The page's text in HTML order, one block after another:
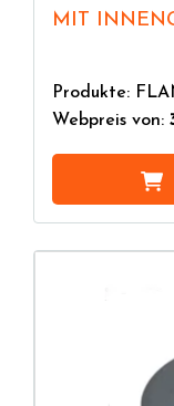
MIT
Produkte:
Webpreis von: